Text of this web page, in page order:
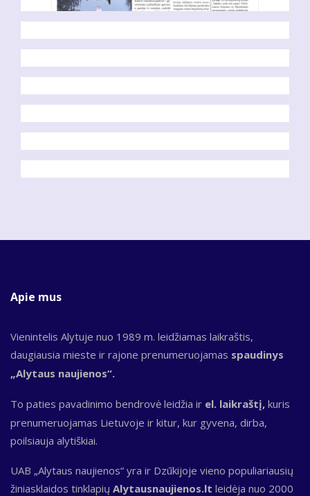
Apie mus
Vienintelis Alytuje nuo 1989 m. leidžiamas laikraštis,
daugiausia mieste ir rajone prenumeruojamas spaudinys
„Alytaus naujienos“.
To paties pavadinimo bendrovė leidžia ir el. laikraštį, kuris
prenumeruojamas Lietuvoje ir kitur, kur gyvena, dirba,
poilsiauja alytiškiai.
UAB „Alytaus naujienos“ yra ir Dzūkijoje vieno populiariausių
žiniasklaidos tinklapių Alytausnaujienos.lt leidėja nuo 2000